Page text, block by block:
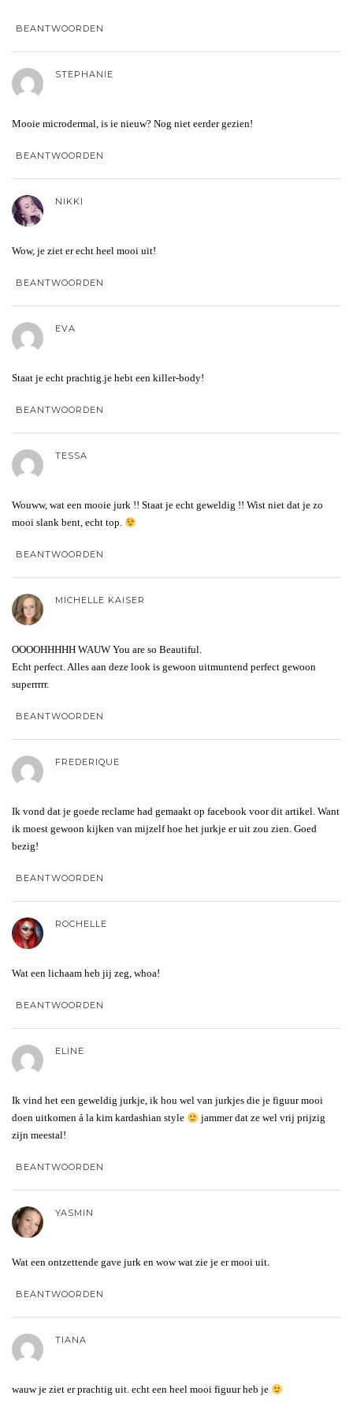
BEANTWOORDEN
STEPHANIE
Mooie microdermal, is ie nieuw? Nog niet eerder gezien!
BEANTWOORDEN
NIKKI
Wow, je ziet er echt heel mooi uit!
BEANTWOORDEN
EVA
Staat je echt prachtig.je hebt een killer-body!
BEANTWOORDEN
TESSA
Wouww, wat een mooie jurk !! Staat je echt geweldig !! Wist niet dat je zo
mooi slank bent, echt top.
BEANTWOORDEN
MICHELLE KAISER
OOOOHHHHH WAUW You are so Beautiful.
Echt perfect. Alles aan deze look is gewoon uitmuntend perfect gewoon
superrrrr.
BEANTWOORDEN
FREDERIQUE
Ik vond dat je goede reclame had gemaakt op facebook voor dit artikel. Want
ik moest gewoon kijken van mijzelf hoe het jurkje er uit zou zien. Goed
bezig!
BEANTWOORDEN
ROCHELLE
Wat een lichaam heb jij zeg, whoa!
BEANTWOORDEN
ELINE
Ik vind het een geweldig jurkje, ik hou wel van jurkjes die je figuur mooi
doen uitkomen á la kim kardashian style
jammer dat ze wel vrij prijzig
zijn meestal!
BEANTWOORDEN
YASMIN
Wat een ontzettende gave jurk en wow wat zie je er mooi uit.
BEANTWOORDEN
TIANA
wauw je ziet er prachtig uit. echt een heel mooi figuur heb je